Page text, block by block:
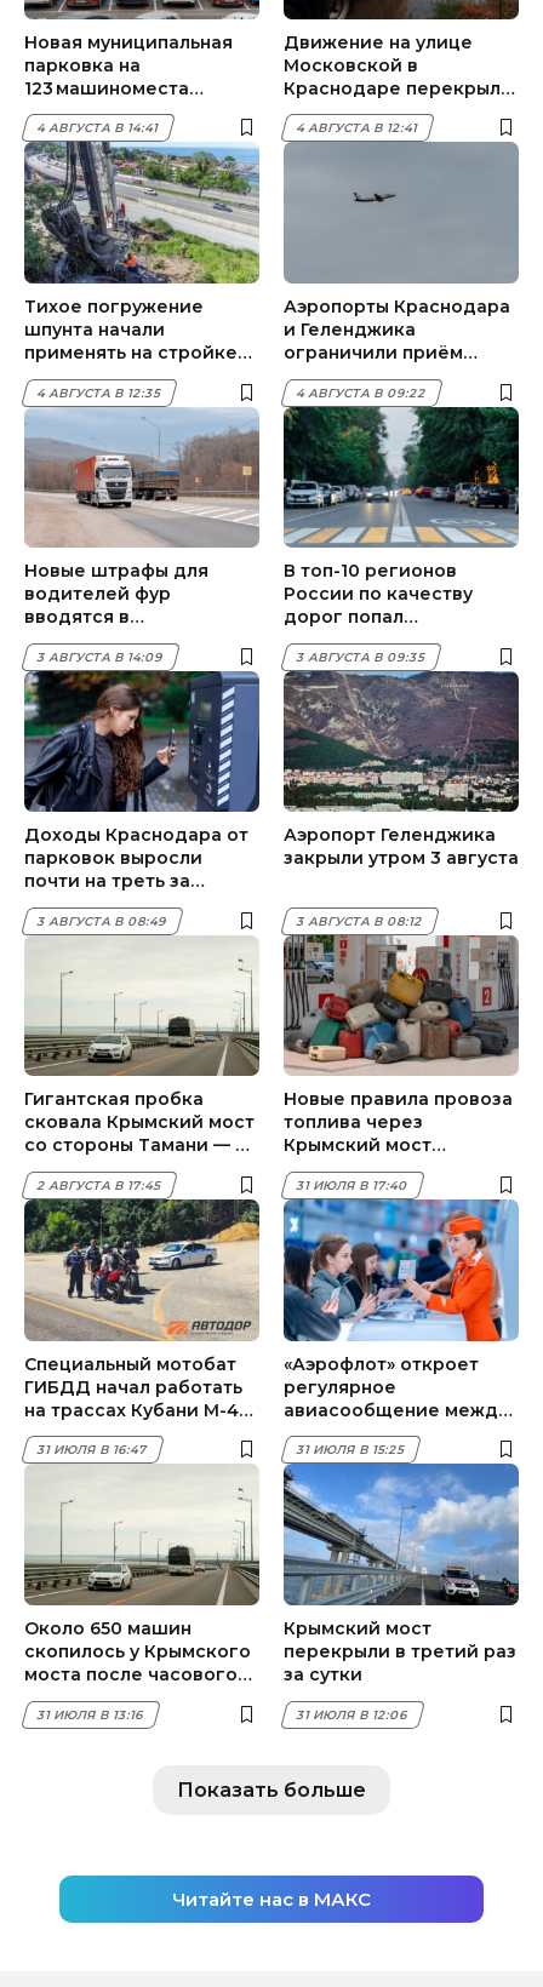
Новая муниципальная
парковка на
123 машиноместа
открылась в Сочи
4 АВГУСТА В 14:41
Движение на улице
Московской в
Краснодаре перекрыли
из-за подтопления
4 АВГУСТА В 12:41
Тихое погружение
шпунта начали
применять на стройке
обхода Адлера
4 АВГУСТА В 12:35
Аэропорты Краснодара
и Геленджика
ограничили приём
рейсов — на курорте
воют сирены
4 АВГУСТА В 09:22
Новые штрафы для
водителей фур
вводятся в
Новороссийске
3 АВГУСТА В 14:09
В топ-10 регионов
России по качеству
дорог попал
Краснодарский край
3 АВГУСТА В 09:35
Доходы Краснодара от
парковок выросли
почти на треть за
полгода
3 АВГУСТА В 08:49
Аэропорт Геленджика
закрыли утром 3 августа
3 АВГУСТА В 08:12
Гигантская пробка
сковала Крымский мост
со стороны Тамани — в
очереди 850 авто
2 АВГУСТА В 17:45
Новые правила провоза
топлива через
Крымский мост
вводятся с 4 августа
31 ИЮЛЯ В 17:40
Специальный мотобат
ГИБДД начал работать
на трассах Кубани М-4
«Дон» и А-289
31 ИЮЛЯ В 16:47
«Аэрофлот» откроет
регулярное
авиасообщение между
Краснодаром и Гюмри
31 ИЮЛЯ В 15:25
Около 650 машин
скопилось у Крымского
моста после часового
запрета на движение
31 ИЮЛЯ В 13:16
Крымский мост
перекрыли в третий раз
за сутки
31 ИЮЛЯ В 12:06
Показать больше
Читайте нас в МАКС